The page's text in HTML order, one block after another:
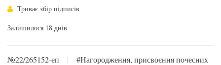
Триває збір підписів
Залишилося 18 днів
№22/265152-еп |
#Нагородження, присвоєння почесних